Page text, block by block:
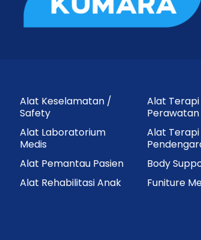
Alat Keselamatan /
Safety
Alat Laboratorium
Medis
Alat Pemantau Pasien
Alat Rehabilitasi Anak
Alat
Perawatan
Alat
Body
Funiture